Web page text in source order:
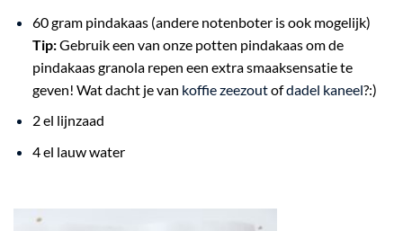
60 gram pindakaas (andere notenboter is ook mogelijk)
Tip:Gebruik een van onze potten pindakaas om de
pindakaas granola repen een extra smaaksensatie te
geven! Wat dacht je van koffie zeezoutofdadel kaneel?:)
2 el lijnzaad
4 el lauw water